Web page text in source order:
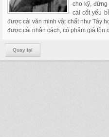
cho kỹ,
cái cốt yếu
được cái văn minh vật chất như Tây
được cái nhân cách, có phẩm giá tôn
Quay lại